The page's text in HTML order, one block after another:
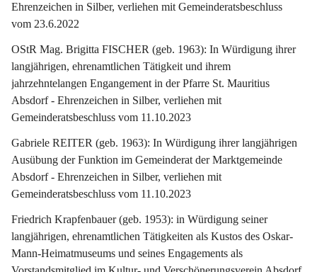
Ehrenzeichen in Silber, verliehen mit Gemeinderatsbeschluss
vom 23.6.2022
OStR Mag. Brigitta FISCHER (geb. 1963): In Würdigung ihrer
langjährigen, ehrenamtlichen Tätigkeit und ihrem
jahrzehntelangen Engangement in der Pfarre St. Mauritius
Absdorf - Ehrenzeichen in Silber, verliehen mit
Gemeinderatsbeschluss vom 11.10.2023
Gabriele REITER (geb. 1963): In Würdigung ihrer langjährigen
Ausübung der Funktion im Gemeinderat der Marktgemeinde
Absdorf - Ehrenzeichen in Silber, verliehen mit
Gemeinderatsbeschluss vom 11.10.2023
Friedrich Krapfenbauer (geb. 1953): in Würdigung seiner
langjährigen, ehrenamtlichen Tätigkeiten als Kustos des Oskar-
Mann-Heimatmuseums und seines Engagements als